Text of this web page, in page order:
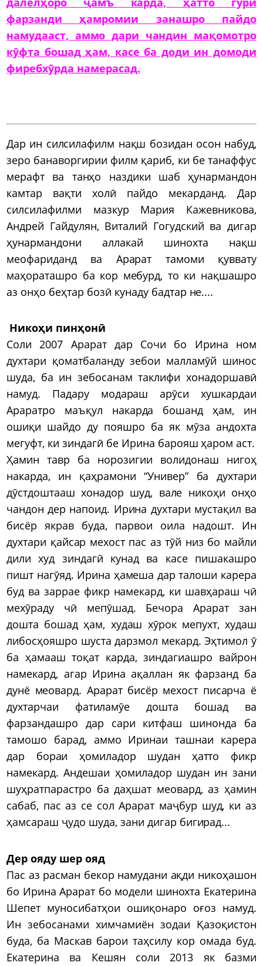
фарзанди ҳамромии занашро пайдо
намудааст, аммо дари чандин мақомотро
кӯфта бошад ҳам, касе ба доди ин домоди
фиребхӯрда намерасад.
Дар ин силсилафилм нақш бозидан осон набуд,
зеро банаворгирии филм қариб, ки бе танаффус
мерафт ва танҳо наздики шаб ҳунармандон
камтар вақти холӣ пайдо мекарданд. Дар
силсилафилми мазкур Мария Кажевникова,
Андрей Гайдулян, Виталий Гогудский ва дигар
ҳунармандони аллакай шинохта нақш
меофариданд ва Арарат тамоми қуввату
маҳораташро ба кор мебурд, то ки нақшашро
аз онҳо беҳтар бозӣ кунаду бадтар не....
Никоҳи пинҳонӣ
Соли 2007 Арарат дар Сочи бо Ирина ном
духтари қоматбаланду зебои малламӯй шинос
шуда, ба ин зебосанам таклифи хонадоршавӣ
намуд. Падару модараш арӯси хушкардаи
Араратро маъқул накарда бошанд ҳам, ин
ошиқи шайдо ду пояшро ба як мӯза андохта
мегуфт, ки зиндагӣ бе Ирина барояш ҳаром аст.
Ҳамин тавр ба норозигии волидонаш нигоҳ
накарда, ин қаҳрамони “Универ” ба духтари
дӯстдоштааш хонадор шуд, вале никоҳи онҳо
чандон дер напоид. Ирина духтари мустақил ва
бисёр якрав буда, парвои оила надошт. Ин
духтари қайсар мехост пас аз тӯй низ бо майли
дили худ зиндагӣ кунад ва касе пишакашро
пишт нагӯяд. Ирина ҳамеша дар талоши карера
буд ва заррае фикр намекард, ки шавҳараш чӣ
мехӯраду чӣ мепӯшад. Бечора Арарат зан
дошта бошад ҳам, худаш хӯрок мепухт, худаш
либосҳояшро шуста дарзмол мекард. Эҳтимол ӯ
ба ҳамааш тоқат карда, зиндагиашро вайрон
намекард, агар Ирина ақаллан як фарзанд ба
дунё меовард. Арарат бисёр мехост писарча ё
духтарчаи фатиламӯе дошта бошад ва
фарзандашро дар сари китфаш шинонда ба
тамошо барад, аммо Иринаи ташнаи карера
дар бораи ҳомиладор шудан ҳатто фикр
намекард. Андешаи ҳомиладор шудан ин зани
шуҳратпарастро ба даҳшат меовард, аз ҳамин
сабаб, пас аз се сол Арарат маҷбур шуд, ки аз
ҳамсараш ҷудо шуда, зани дигар бигирад...
Дер ояду шер ояд
Пас аз расман бекор намудани ақди никоҳашон
бо Ирина Арарат бо модели шинохта Екатерина
Шепет муносибатҳои ошиқонаро оғоз намуд.
Ин зебосанами химчамиён зодаи Қазоқистон
буда, ба Маскав барои таҳсилу кор омада буд.
Екатерина ва Кешян соли 2013 як базми